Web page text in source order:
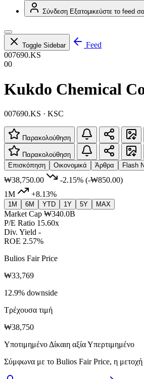
Σύνδεση Εξατομικεύστε το feed
Toggle Sidebar
Feed
007690.KS
00
Kukdo Chemical
007690.KS · KSC
Παρακολούθηση
Παρακολούθηση
Επισκόπηση
Οικονομικά Άρθρα Flash
₩38,750.00 -2.15% (-₩850.00)
1M
+8.13%
1M 6M YTD 1Y 5Y MAX
Market Cap ₩340.0B
P/E Ratio 15.60x
Div. Yield -
ROE 2.57%
Bulios Fair Price
₩33,769
12.9% downside
Τρέχουσα τιμή
₩38,750
Υποτιμημένο Δίκαιη αξίαΥπερτιμημένο
Σύμφωνα με το Bulios Fair Price, η μετοχή